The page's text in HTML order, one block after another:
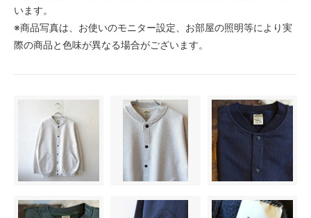
います。
※商品写真は、お使いのモニター設定、お部屋の照明等により実
際の商品と色味が異なる場合がございます。